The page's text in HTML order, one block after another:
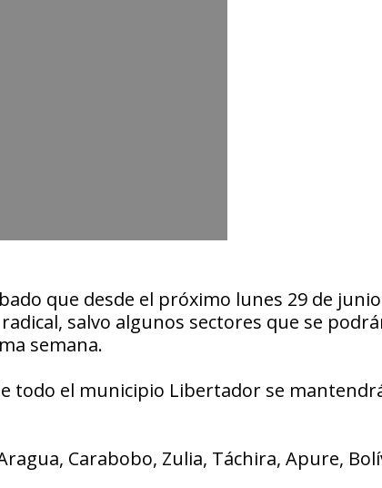
que desde el próximo lunes 29 de
salvo algunos sectores que se
semana.
todo el municipio Libertador se
Carabobo, Zulia, Táchira, Apure,